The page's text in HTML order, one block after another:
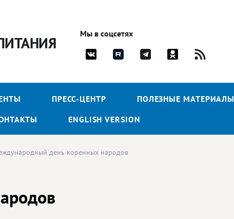
Мы в соцсетях
ПРЕСС-ЦЕНТР
ПОЛЕЗНЫЕ МАТЕРИАЛЫ
ENGLISH VERSION
день коренных народов